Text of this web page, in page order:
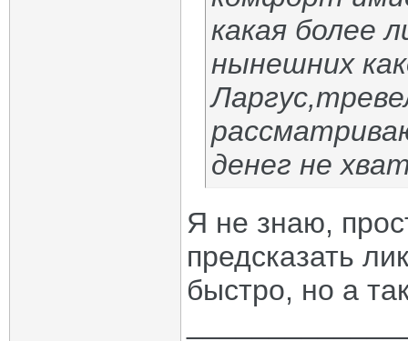
какая более
нынешних
денег не
Я не знаю,
предсказать
быстро, но а